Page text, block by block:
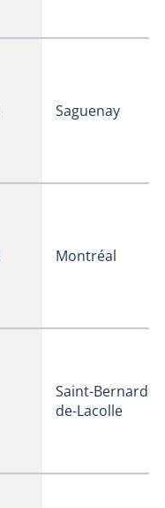
Saguenay
Montréal
Saint-Bernard-
de-Lacolle